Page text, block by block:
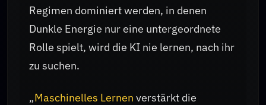
Regimen dominiert werden, in denen
Dunkle Energie nur eine untergeordnete
Rolle spielt, wird die KI nie lernen, nach ihr
zu suchen.
„Maschinelles Lernen verstärkt die